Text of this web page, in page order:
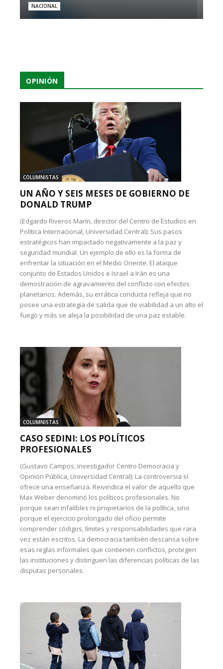
NACIONAL
OPINIÓN
COLUMNISTAS
UN AÑO Y SEIS MESES DE GOBIERNO DE
DONALD TRUMP
(Edgardo Riveros Marín, director del Centro de Estudios en
Política Internacional, Universidad Central): Sus pasos
estratégicos han impactado negativamente a la paz y
seguridad mundial. Un ejemplo de ello es la forma de
enfrentar la situación en el Medio Oriente. El ataque
conjunto de Estados Unidos e Israel a Irán es una
demostración de agravamiento del conflicto con efectos
planetarios. Además, su errática conducta refleja que no
posee una estrategia de salida que de viabilidad a un alto el
fuego y más se aleja la posibilidad de una paz estable.
COLUMNISTAS
CASO SEDINI: LOS POLÍTICOS
PROFESIONALES
(Gustavo Campos, investigador Centro Democracia y
Opinión Pública, Universidad Central): La controversia sí
ofrece una enseñanza. Reivindica el valor de aquello que
Max Weber denominó los políticos profesionales. No
porque sean infalibles ni propietarios de la política, sino
porque el ejercicio prolongado del oficio permite
comprender códigos, límites y responsabilidades que rara
vez están escritos. La democracia también descansa sobre
esas reglas informales que contienen conflictos, protegen
las instituciones y distinguen las diferencias políticas de las
disputas personales.